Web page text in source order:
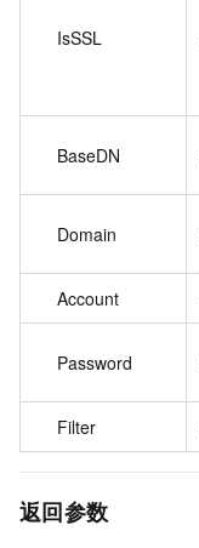
IsSSL
BaseDN
Domain
Account
Password
Filter
返回参数